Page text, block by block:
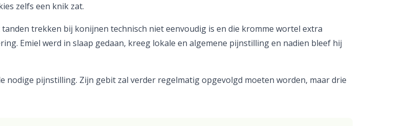
zelfs een knik zat.
trekken bij konijnen technisch niet eenvoudig is en die kromme wortel extra
Emiel werd in slaap gedaan, kreeg lokale en algemene pijnstilling en nadien bleef hij
nodige pijnstilling. Zijn gebit zal verder regelmatig opgevolgd moeten worden, maar drie